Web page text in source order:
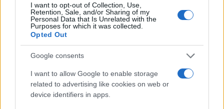
I want to opt-out of Collection, Use,
Retention, Sale, and/or Sharing of my
Personal Data that Is Unrelated with the
Purposes for which it was collected.
Opted Out
Google consents
I want to allow Google to enable storage
related to advertising like cookies on web or
device identifiers in apps.